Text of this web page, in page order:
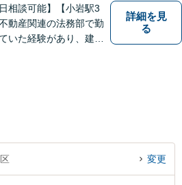
日相談可能】【小岩駅3
動産関連の法務部で勤
いた経験があり、建築
詳細を見
る
変更